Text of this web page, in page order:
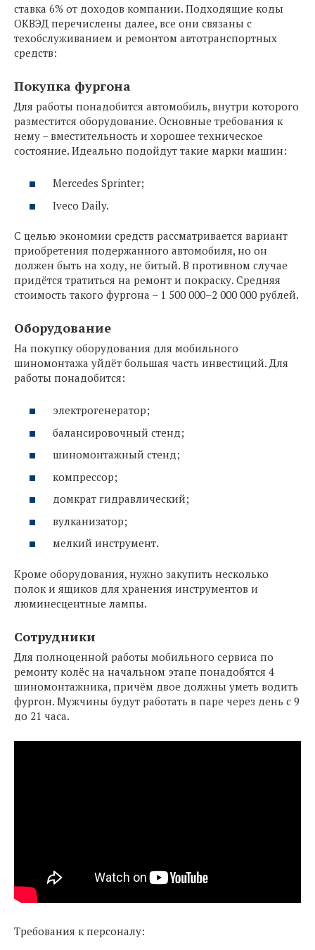
ставка 6% от доходов компании. Подходящие коды
ОКВЭД перечислены далее, все они связаны с
техобслуживанием и ремонтом автотранспортных
средств:
Покупка фургона
Для работы понадобится автомобиль, внутри которого
разместится оборудование. Основные требования к
нему – вместительность и хорошее техническое
состояние. Идеально подойдут такие марки машин:
Mercedes Sprinter;
Iveco Daily.
С целью экономии средств рассматривается вариант
приобретения подержанного автомобиля, но он
должен быть на ходу, не битый. В противном случае
придётся тратиться на ремонт и покраску. Средняя
стоимость такого фургона – 1 500 000–2 000 000 рублей.
Оборудование
На покупку оборудования для мобильного
шиномонтажа уйдёт большая часть инвестиций. Для
работы понадобится:
электрогенератор;
балансировочный стенд;
шиномонтажный стенд;
компрессор;
домкрат гидравлический;
вулканизатор;
мелкий инструмент.
Кроме оборудования, нужно закупить несколько
полок и ящиков для хранения инструментов и
люминесцентные лампы.
Сотрудники
Для полноценной работы мобильного сервиса по
ремонту колёс на начальном этапе понадобятся 4
шиномонтажника, причём двое должны уметь водить
фургон. Мужчины будут работать в паре через день с 9
до 21 часа.
Требования к персоналу: